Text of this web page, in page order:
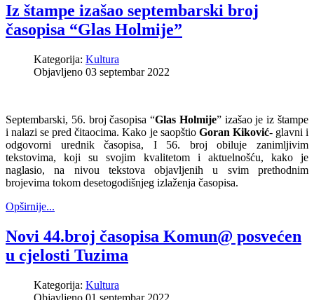
Iz štampe izašao septembarski broj
časopisa “Glas Holmije”
Kategorija: Kultura
Objavljeno 03 septembar 2022
Septembarski, 56. broj časopisa “Glas Holmije” izašao je iz štampe
i nalazi se pred čitaocima. Kako je saopštio Goran Kiković- glavni i
odgovorni urednik časopisa, I 56. broj obiluje zanimljivim
tekstovima, koji su svojim kvalitetom i aktuelnošću, kako je
naglasio, na nivou tekstova objavljenih u svim prethodnim
brojevima tokom desetogodišnjeg izlaženja časopisa.
Opširnije...
Novi 44.broj časopisa Komun@ posvećen
u cjelosti Tuzima
Kategorija: Kultura
Objavljeno 01 septembar 2022